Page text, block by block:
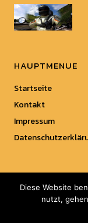
HAUPTMENUE
Startseite
Kontakt
Impressum
Copyright © 2018
Diese Website
nutzt,